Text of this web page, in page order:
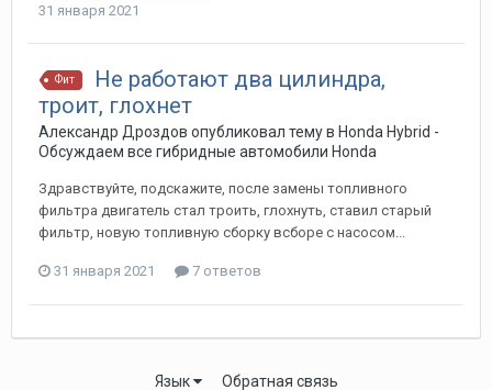
31 января 2021
Фит
Не работают два цилиндра,
троит, глохнет
Александр Дроздов опубликовал тему в Honda Hybrid -
Обсуждаем все гибридные автомобили Honda
Здравствуйте, подскажите, после замены топливного
фильтра двигатель стал троить, глохнуть, ставил старый
фильтр, новую топливную сборку всборе с насосом...
31 января 2021 7 ответов
Язык Обратная связь